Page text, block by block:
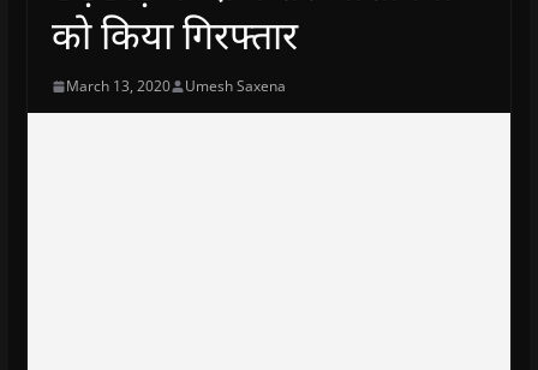
को किया गिरफ्तार
March 13, 2020 Umesh Saxena